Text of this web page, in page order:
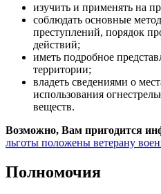
изучить и применять на
соблюдать основные
преступлений, порядок
действий;
иметь подробное
территории;
владеть сведениями о
использования
веществ.
Возможно, Вам пригодится
льготы положены ветерану
Полномочия